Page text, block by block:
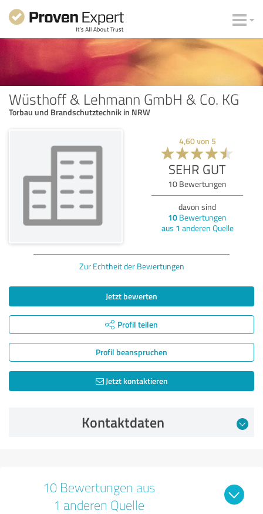
Wüsthoff & Lehmann GmbH & Co. KG
Torbau und Brandschutztechnik in NRW
4,60von 5
SEHR GUT
10 Bewertungen
davon sind
10 Bewertungen
aus 1 anderen Quelle
Zur Echtheit der Bewertungen
Jetzt bewerten
Profil teilen
Profil beanspruchen
Jetzt kontaktieren
Kontaktdaten
10 Bewertungen aus
1 anderen Quelle